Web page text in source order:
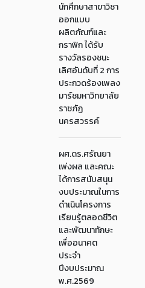
นักศึกษาสาขาวิชา
ออกแบบ
ผลิตภัณฑ์และ
กราฟิก ได้รับ
รางวัลรองชนะ
เลิศอันดับที่ 2 การ
ประกวดร้องเพลง
มาร์ชมหาวิทยาลัย
ราชภัฏ
นครสวรรค์
ผศ.ดร.ศรัณยา
เพ่งผล และคณะ
ได้การสนับสนุน
งบประมาณในการ
ดำเนินโครงการ
เรียนรู้ตลอดชีวิต
และพัฒนาทักษะ
เพื่ออนาคต
ประจำ
ปีงบประมาณ
พ.ศ.2569